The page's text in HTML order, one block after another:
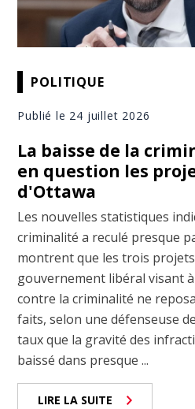
POLITIQUE
Publié le 24 juillet 2026
La baisse de la
en question les
d'Ottawa
Les nouvelles statistiques
criminalité a reculé presque
montrent que les trois
gouvernement libéral visant
contre la criminalité ne
faits, selon une défenseuse
taux que la gravité des
baissé dans presque ...
LIRE LA SUITE